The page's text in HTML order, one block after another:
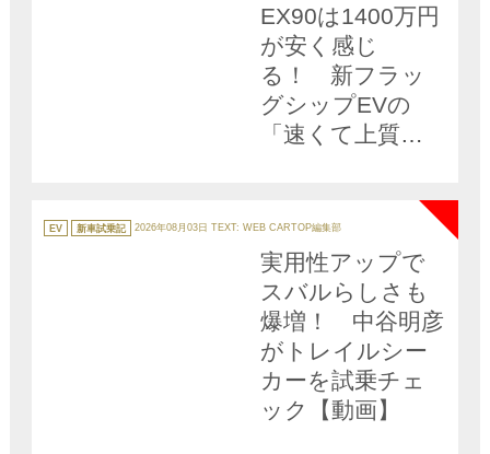
EX90は1400万円
が安く感じ
る！ 新フラッ
グシップEVの
「速くて上質で
テ
ゴ
EV 新車試乗記 2026年08月03日 TEXT: WEB CARTOP編集部
実用性アップで
スバルらしさも
爆増！ 中谷明彦
がトレイルシー
カーを試乗チェ
ック【動画】